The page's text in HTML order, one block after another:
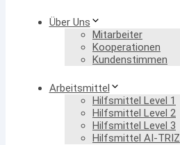
Über Uns
Mitarbeiter
Kooperationen
Kundenstimmen
Arbeitsmittel
Hilfsmittel Level 1
Hilfsmittel Level 2
Hilfsmittel Level 3
Hilfsmittel AI-TRIZ